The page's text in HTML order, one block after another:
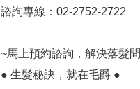
諮詢專線：02-2752-2722
~馬上預約諮詢，解決落髮
● 生髮秘訣，就在毛爵 ●